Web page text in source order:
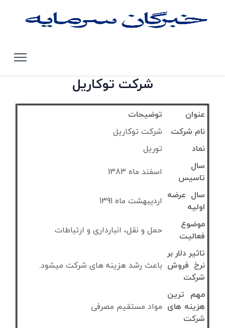
شرکت توکاریل
عنوان
توضیحات
نام شرکت
شرکت توکاریل
نماد
توریل
سال
تاسیس
اسفند ماه 1383
سال عرضه
اولیه
اردیبهشت ماه 1391
موضوع
فعالیت
حمل و نقل، انبارداری و ارتباطات
تاثیر دلار بر
نرخ فروش
شرکت
باعث رشد هزینه های شرکت میشود.
مهم ترین
هزینه های
شرکت
مواد مستقیم مصرفی